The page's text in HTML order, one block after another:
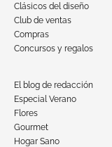
Clásicos del diseño
Club de ventas
Compras
Concursos y regalos
El blog de redacción
Especial Verano
Flores
Gourmet
Hogar Sano